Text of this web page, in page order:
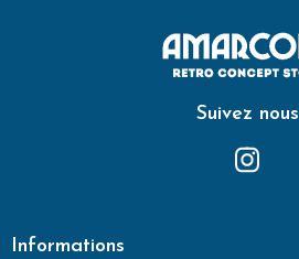
Suivez nous
Informations